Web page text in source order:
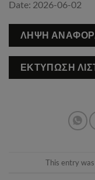
Date: 2026-06-02
ΛΉΨΗ
ΕΚΤΎΠΩΣΗ
This entry